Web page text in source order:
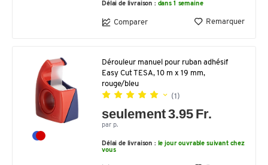
Délai de livraison : dans 1 semaine
Comparer Remarquer
Dérouleur manuel pour ruban adhésif
Easy Cut TESA, 10 m x 19 mm,
rouge/bleu
(1)
seulement 3.95 Fr.
par p.
Délai de livraison : le jour ouvrable suivant chez
vous